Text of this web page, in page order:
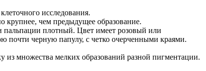
исследования.
крупнее, чем предыдущее образование.
пальпации плотный. Цвет имеет розовый или
почти черную папулу, с четко очерченными краями.
из множества мелких образований разной пигментации.